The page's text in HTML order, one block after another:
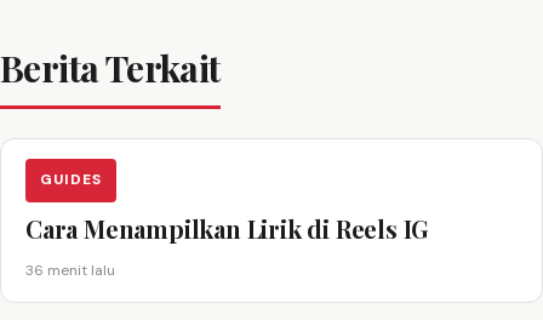
Berita Terkait
GUIDES
Cara Menampilkan Lirik di Reels IG
36 menit lalu